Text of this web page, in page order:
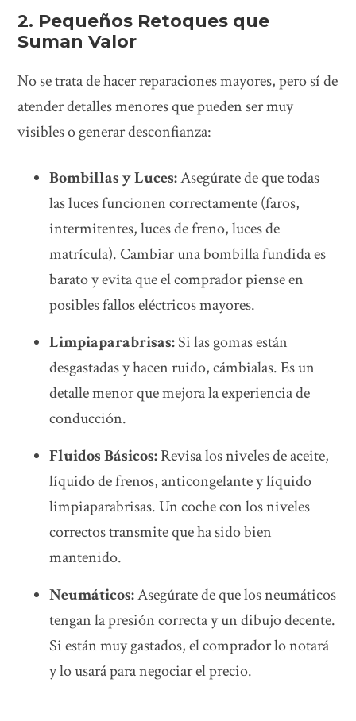
2. Pequeños Retoques que
Suman Valor
No se trata de hacer reparaciones mayores, pero sí de
atender detalles menores que pueden ser muy
visibles o generar desconfianza:
Bombillas y Luces:Asegúrate de que todas
las luces funcionen correctamente (faros,
intermitentes, luces de freno, luces de
matrícula). Cambiar una bombilla fundida es
barato y evita que el comprador piense en
posibles fallos eléctricos mayores.
Limpiaparabrisas:Si las gomas están
desgastadas y hacen ruido, cámbialas. Es un
detalle menor que mejora la experiencia de
conducción.
Fluidos Básicos:Revisa los niveles de aceite,
líquido de frenos, anticongelante y líquido
limpiaparabrisas. Un coche con los niveles
correctos transmite que ha sido bien
mantenido.
Neumáticos:Asegúrate de que los neumáticos
tengan la presión correcta y un dibujo decente.
Si están muy gastados, el comprador lo notará
y lo usará para negociar el precio.